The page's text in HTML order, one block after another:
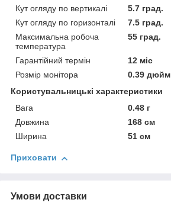
Кут огляду по вертикалі
5.7 град.
Кут огляду по горизонталі
7.5 град.
Максимальна робоча
температура
55 град.
Гарантійний термін
12 міс
Розмір монітора
0.39 дюйм
Користувальницькі характеристики
Вага
0.48 г
Довжина
168 см
Ширина
51 см
Приховати
Умови доставки